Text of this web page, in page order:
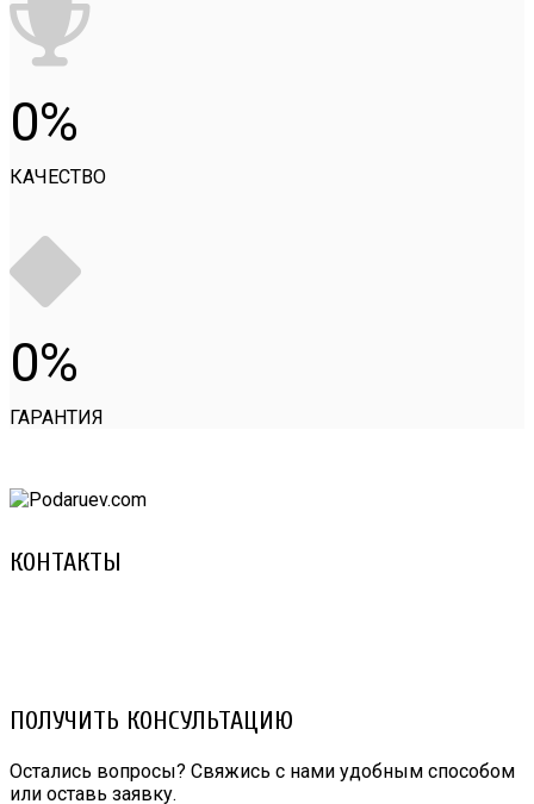
0
КАЧЕСТВО
0
ГАРАНТИЯ
КОНТАКТЫ
ПОЛУЧИТЬ КОНСУЛЬТАЦИЮ
Остались вопросы? Свяжись с нами удобным способом
или оставь заявку.